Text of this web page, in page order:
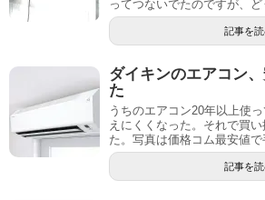
ってつないでたのですが、
記事を
ダイキンのエアコン
た
うちのエアコン20年以上使
えにくくなった。それで買
た。写真は価格コム最安値
記事を